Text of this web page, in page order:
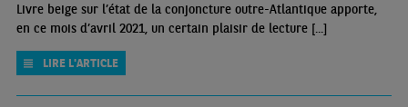
Livre beige sur l’état de la conjoncture outre-Atlantique apporte,
en ce mois d’avril 2021, un certain plaisir de lecture [...]
LIRE L'ARTICLE